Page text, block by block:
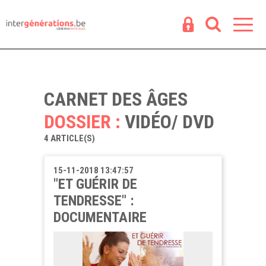
CARNET DES ÂGES
DOSSIER : VIDÉO/ DVD
4 ARTICLE(S)
15-11-2018 13:47:57
"ET GUÉRIR DE
TENDRESSE" :
DOCUMENTAIRE